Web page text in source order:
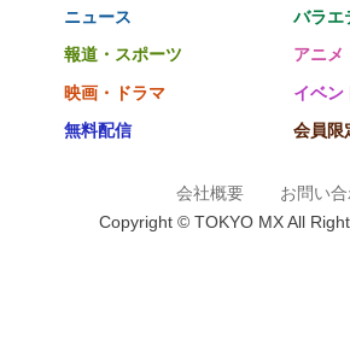
ニュース
バラエ
報道・スポーツ
アニメ
映画・ドラマ
イベン
無料配信
会員限
会社概要
お問い
Copyright © TOKYO MX All